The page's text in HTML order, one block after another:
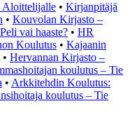
Aloittelijalle • Kirjanpitäjä
• Kouvolan Kirjasto –
vai haaste? • HR
Koulutus • Kajaanin
• Hervannan Kirjasto –
koulutus – Tie
• Arkkitehdin Koulutus:
koulutus – Tie